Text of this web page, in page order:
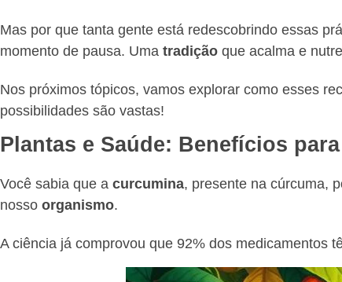
Mas por que tanta gente está redescobrindo essas
momento de pausa. Uma tradição que acalma e
Nos próximos tópicos, vamos explorar como esses
possibilidades são vastas!
Plantas e Saúde: Benefícios
Você sabia que a curcumina, presente na cúrcuma,
nosso organismo.
A ciência já comprovou que 92% dos medicamentos